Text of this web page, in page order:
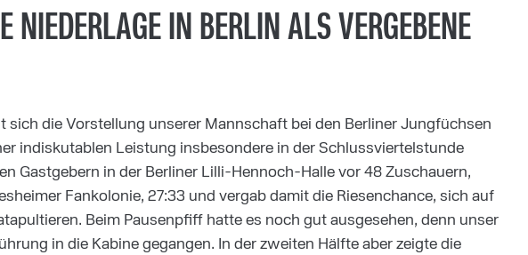
NIEDERLAGE IN BERLIN ALS VERGEBENE
sich die Vorstellung unserer Mannschaft bei den Berliner Jungfüchsen
indiskutablen Leistung insbesondere in der Schlussviertelstunde
Gastgebern in der Berliner Lilli-Hennoch-Halle vor 48 Zuschauern,
Fankolonie, 27:33 und vergab damit die Riesenchance, sich auf
Beim Pausenpfiff hatte es noch gut ausgesehen, denn unser
in die Kabine gegangen. In der zweiten Hälfte aber zeigte die